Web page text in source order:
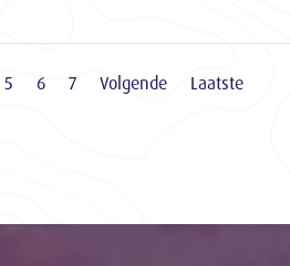
5 6 7 Volgende Laatste